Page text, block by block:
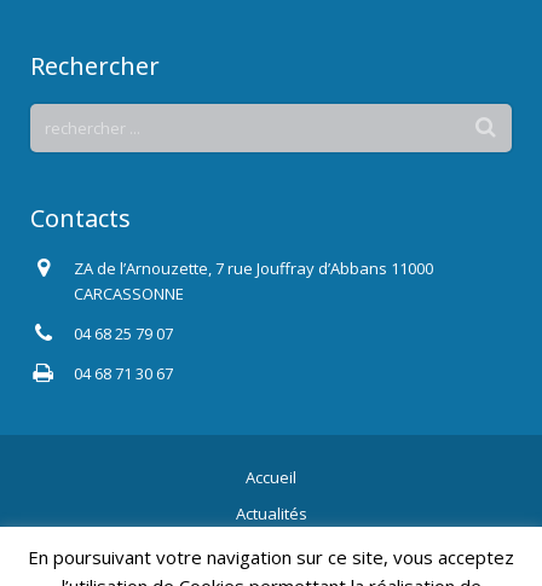
Rechercher
Contacts
ZA de l’Arnouzette, 7 rue Jouffray d’Abbans 11000
CARCASSONNE
04 68 25 79 07
04 68 71 30 67
Accueil
Actualités
Contact
En poursuivant votre navigation sur ce site, vous acceptez